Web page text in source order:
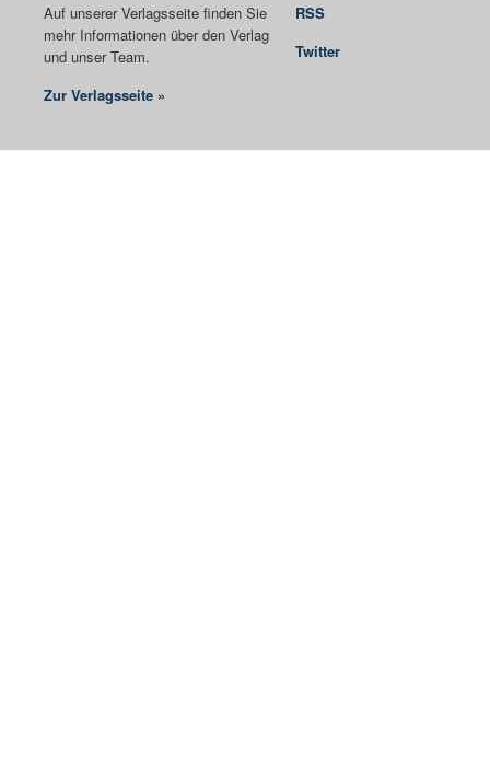
Auf unserer Verlagsseite finden Sie
mehr Informationen über den Verlag
und unser Team.
Zur Verlagsseite »
RSS
Twitter